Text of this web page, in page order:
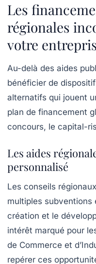
Les
régionales
votre
Au-delà des aides
bénéficier de
alternatifs qui jouent
plan de financement
concours, le capital-
Les aides
personnalisé
Les conseils
multiples subventions
création et le
intérêt marqué pour
de Commerce et
repérer ces